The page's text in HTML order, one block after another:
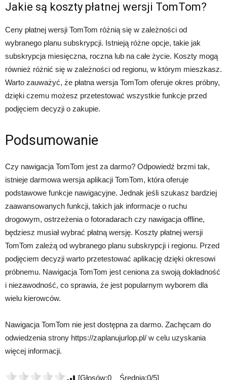
Jakie są koszty płatnej wersji TomTom?
Ceny płatnej wersji TomTom różnią się w zależności od
wybranego planu subskrypcji. Istnieją różne opcje, takie jak
subskrypcja miesięczna, roczna lub na całe życie. Koszty mogą
również różnić się w zależności od regionu, w którym mieszkasz.
Warto zauważyć, że płatna wersja TomTom oferuje okres próbny,
dzięki czemu możesz przetestować wszystkie funkcje przed
podjęciem decyzji o zakupie.
Podsumowanie
Czy nawigacja TomTom jest za darmo? Odpowiedź brzmi tak,
istnieje darmowa wersja aplikacji TomTom, która oferuje
podstawowe funkcje nawigacyjne. Jednak jeśli szukasz bardziej
zaawansowanych funkcji, takich jak informacje o ruchu
drogowym, ostrzeżenia o fotoradarach czy nawigacja offline,
będziesz musiał wybrać płatną wersję. Koszty płatnej wersji
TomTom zależą od wybranego planu subskrypcji i regionu. Przed
podjęciem decyzji warto przetestować aplikację dzięki okresowi
próbnemu. Nawigacja TomTom jest ceniona za swoją dokładność
i niezawodność, co sprawia, że jest popularnym wyborem dla
wielu kierowców.
Nawigacja TomTom nie jest dostępna za darmo. Zachęcam do
odwiedzenia strony https://zaplanujurlop.pl/ w celu uzyskania
więcej informacji.
[Głosów:0 Średnia:0/5]